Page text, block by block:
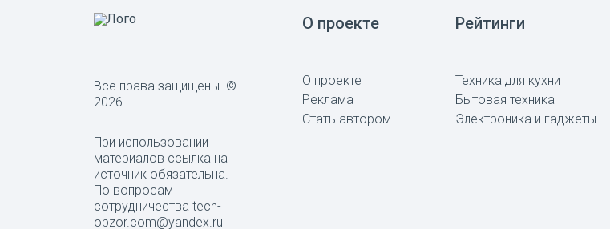
Все права защищены. ©
2026
При использовании
материалов ссылка на
источник обязательна.
По вопросам
сотрудничества tech-
obzor.com@yandex.ru
О проекте
О проекте
Реклама
Стать автором
Рейтинги
Техника для кухни
Бытовая техника
Электроника и гаджеты